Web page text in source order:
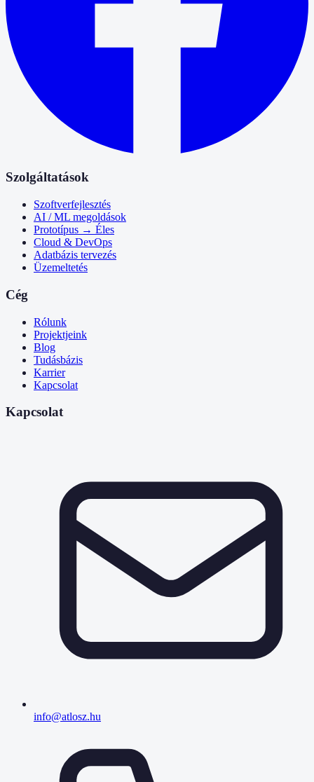
Szolgáltatások
Szoftverfejlesztés
AI / ML megoldások
Prototípus → Éles
Cloud & DevOps
Adatbázis tervezés
Üzemeltetés
Cég
Rólunk
Projektjeink
Blog
Tudásbázis
Karrier
Kapcsolat
Kapcsolat
info@atlosz.hu